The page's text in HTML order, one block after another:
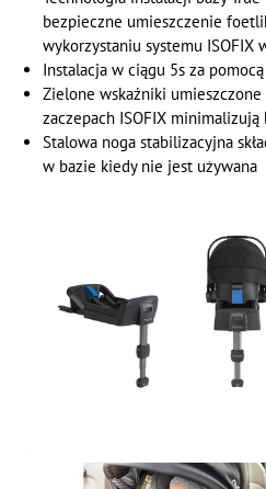
bezpieczne umieszczenie
wykorzystaniu systemu ISOFIX
Instalacja w ciągu 5s za
Zielone wskaźniki
zaczepach ISOFIX minimalizują
Stalowa noga stabilizacyjna
w bazie kiedy nie jest używana